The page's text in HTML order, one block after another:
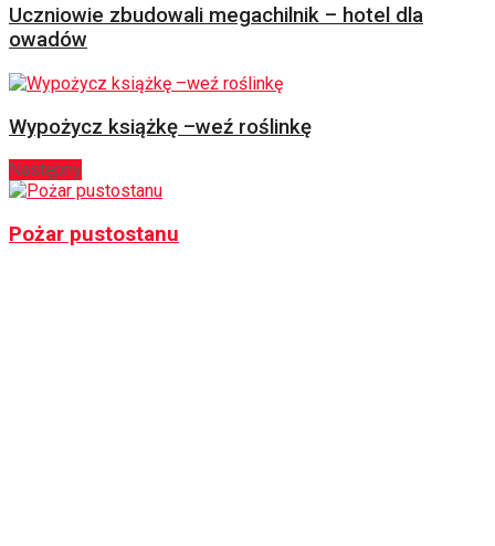
Uczniowie zbudowali megachilnik – hotel dla
owadów
Wypożycz książkę –weź roślinkę
Następny
Pożar pustostanu